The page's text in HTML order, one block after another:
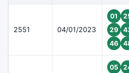
2551 04/01/2023
01
29
46
05